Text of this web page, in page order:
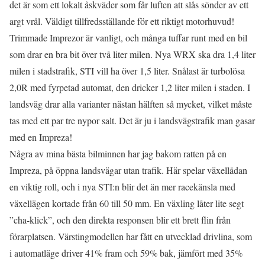
det är som ett lokalt åskväder som får luften att slås sönder av ett
argt vrål. Väldigt tillfredsställande för ett riktigt motorhuvud!
Trimmade Imprezor är vanligt, och många tuffar runt med en bil
som drar en bra bit över två liter milen. Nya WRX ska dra 1,4 liter
milen i stadstrafik, STI vill ha över 1,5 liter. Snålast är turbolösa
2,0R med fyrpetad automat, den dricker 1,2 liter milen i staden. I
landsväg drar alla varianter nästan hälften så mycket, vilket måste
tas med ett par tre nypor salt. Det är ju i landsvägstrafik man gasar
med en Impreza!
Några av mina bästa bilminnen har jag bakom ratten på en
Impreza, på öppna landsvägar utan trafik. Här spelar växellådan
en viktig roll, och i nya STI:n blir det än mer racekänsla med
växellägen kortade från 60 till 50 mm. En växling låter lite segt
”cha-klick”, och den direkta responsen blir ett brett flin från
förarplatsen. Värstingmodellen har fått en utvecklad drivlina, som
i automatläge driver 41% fram och 59% bak, jämfört med 35%